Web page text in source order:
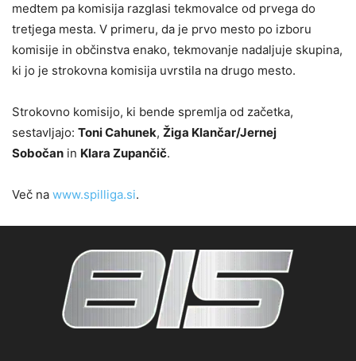
medtem pa komisija razglasi tekmovalce od prvega do
tretjega mesta. V primeru, da je prvo mesto po izboru
komisije in občinstva enako, tekmovanje nadaljuje skupina,
ki jo je strokovna komisija uvrstila na drugo mesto.
Strokovno komisijo, ki bende spremlja od začetka,
sestavljajo: Toni Cahunek, Žiga Klančar/Jernej
Sobočan in Klara Zupančič.
Več na www.spilliga.si.